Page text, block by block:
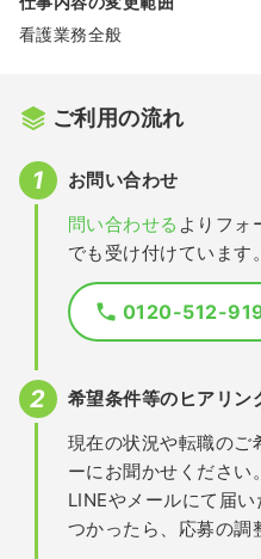
看護業務全般
ご利用の流れ
お問い合わせ
問い合わせる よりフォ
でも受け付けています。
0120-512-
希望条件等のヒアリン
現在の状況や転職のご
ーにお聞かせください。
LINEやメールにて届
つかったら、応募の調